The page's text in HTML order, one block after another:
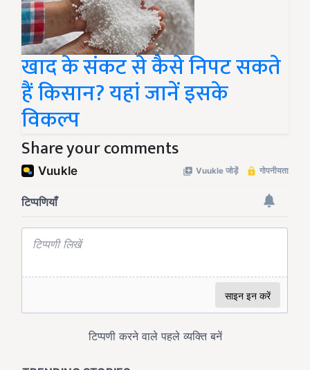
खाद के संकट से कैसे निपट सकते
हैं किसान? यहां जानें इसके
विकल्प
Share your comments